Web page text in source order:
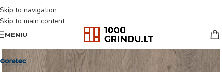
Skip to navigation
Skip to main content
MENIU